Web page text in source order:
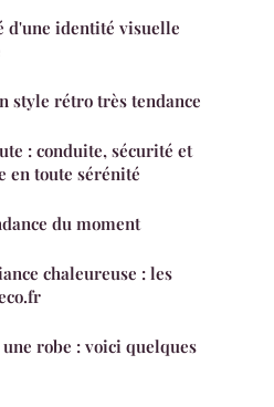
d'une identité visuelle
style rétro très tendance
: conduite, sécurité et
en toute sérénité
du moment
chaleureuse : les
robe : voici quelques